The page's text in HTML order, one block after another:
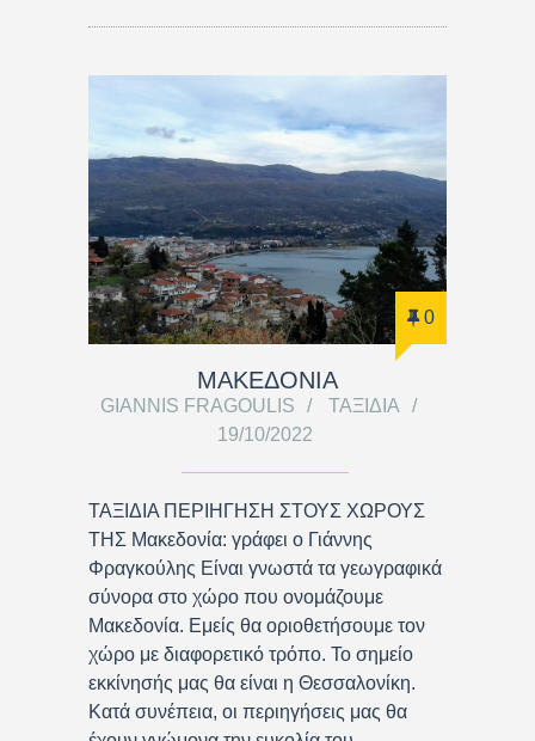
0
ΜΑΚΕΔΟΝΙΑ
GIANNIS FRAGOULIS
ΤΑΞΊΔΙΑ
19/10/2022
ΤΑΞΙΔΙΑ ΠΕΡΙΗΓΗΣΗ ΣΤΟΥΣ ΧΩΡΟΥΣ
ΤΗΣ Μακεδονία: γράφει ο Γιάννης
Φραγκούλης Είναι γνωστά τα γεωγραφικά
σύνορα στο χώρο που ονομάζουμε
Μακεδονία. Εμείς θα οριοθετήσουμε τον
χώρο με διαφορετικό τρόπο. Το σημείο
εκκίνησής μας θα είναι η Θεσσαλονίκη.
Κατά συνέπεια, οι περιηγήσεις μας θα